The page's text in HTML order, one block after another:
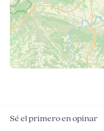
Sé el primero en opinar